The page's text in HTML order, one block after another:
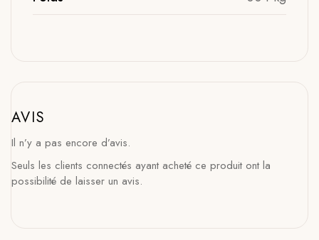
AVIS
Il n’y a pas encore d’avis.
Seuls les clients connectés ayant acheté ce produit ont la
possibilité de laisser un avis.